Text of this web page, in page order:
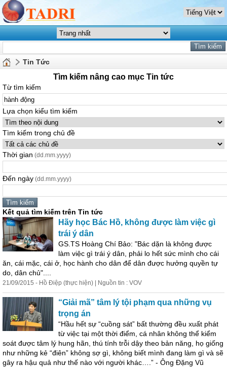
Tin Tức
Tìm kiếm nâng cao mục Tin tức
Từ tìm kiếm
Lựa chọn kiểu tìm kiếm
Tìm kiếm trong chủ đề
Thời gian (dd.mm.yyyy)
Đến ngày (dd.mm.yyyy)
Kết quả tìm kiếm trên Tin tức
Hãy học Bác Hồ, không được làm việc gì
trái ý dân
GS.TS Hoàng Chí Bảo: "Bác dặn là không được
làm việc gì trái ý dân, phải lo hết sức mình cho cái
ăn, cái mặc, cái ở, học hành cho dân để dân được hưởng quyền tự
do, dân chủ"....
21/09/2015 - Hồ Điệp (thực hiện) | Nguồn tin : VOV
“Giải mã” tâm lý tội phạm qua những vụ
trọng án
“Hầu hết sự “cuồng sát” bất thường đều xuất phát
từ việc tại một thời điểm, cá nhân không thể kiểm
soát được tâm lý hung hãn, thú tính trỗi dậy theo bản năng, họ giống
như những kẻ “điên” không sợ gì, không biết mình đang làm gì và sẽ
gây ra hậu quả như thế nào với người khác….” - Ông Đặng Vũ